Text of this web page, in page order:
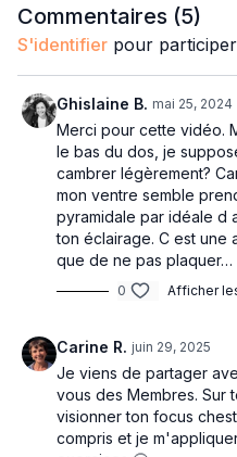
Commentaires (5)
S'identifier pour
Ghislaine B. mai 25, 2024
Merci pour cette vidéo.
le bas du dos, je
cambrer légèrement?
mon ventre semble
pyramidale par idéale d
ton éclairage. C est une
que de ne pas plaquer…
0 Afficher
Carine R. juin 29, 2025
Je viens de partager
vous des Membres. Sur
visionner ton focus
compris et je